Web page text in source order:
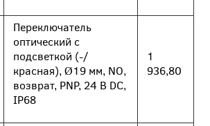
Переключатель
оптический с
подсветкой (-/
красная), Ø19 мм, NO,
возврат, PNP, 24 В DC,
IP68
1
936,80